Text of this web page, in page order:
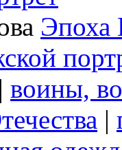
Эпоха
| воины,
|